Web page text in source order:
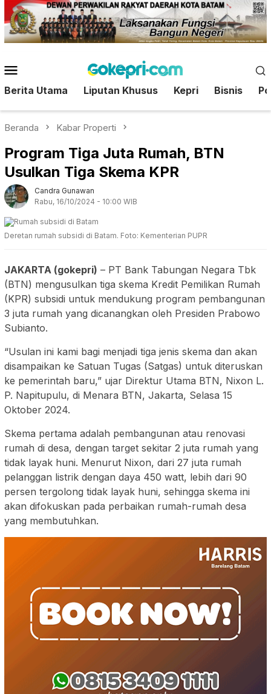
Loncat
ke
konten
Mobile
Berita Utama Liputan Khusus Kepri Bisnis
Beranda Kabar Properti
Program Tiga Juta Rumah, BTN
Usulkan Tiga Skema KPR
Candra Gunawan
Rabu, 16/10/2024 - 10:00 WIB
Deretan rumah subsidi di Batam. Foto: Kementerian PUPR
JAKARTA (gokepri) – PT Bank Tabungan Negara Tbk
(BTN) mengusulkan tiga skema Kredit Pemilikan Rumah
(KPR) subsidi untuk mendukung program pembangunan
3 juta rumah yang dicanangkan oleh Presiden Prabowo
Subianto.
“Usulan ini kami bagi menjadi tiga jenis skema dan akan
disampaikan ke Satuan Tugas (Satgas) untuk diteruskan
ke pemerintah baru,” ujar Direktur Utama BTN, Nixon L.
P. Napitupulu, di Menara BTN, Jakarta, Selasa 15
Oktober 2024.
Skema pertama adalah pembangunan atau renovasi
rumah di desa, dengan target sekitar 2 juta rumah yang
tidak layak huni. Menurut Nixon, dari 27 juta rumah
pelanggan listrik dengan daya 450 watt, lebih dari 90
persen tergolong tidak layak huni, sehingga skema ini
akan difokuskan pada perbaikan rumah-rumah desa
yang membutuhkan.